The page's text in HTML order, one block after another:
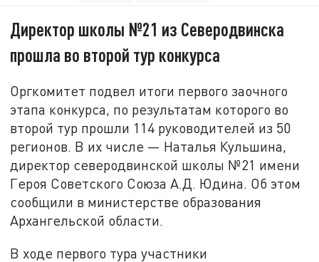
Директор школы №21 из Северодвинска
прошла во второй тур конкурса
Оргкомитет подвел итоги первого заочного
этапа конкурса, по результатам которого во
второй тур прошли 114 руководителей из 50
регионов. В их числе — Наталья Кульшина,
директор северодвинской школы №21 имени
Героя Советского Союза А.Д. Юдина. Об этом
сообщили в министерстве образования
Архангельской области.
В ходе первого тура участники